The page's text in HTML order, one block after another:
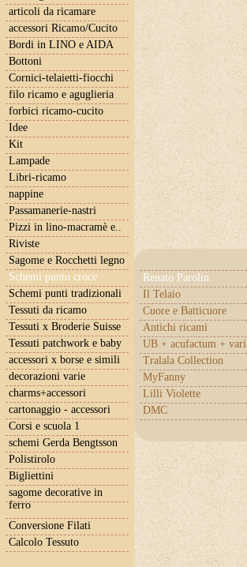
articoli da ricamare
accessori Ricamo/Cucito
Bordi in LINO e AIDA
Bottoni
Cornici-telaietti-fiocchi
filo ricamo e aguglieria
forbici ricamo-cucito
Idee
Kit
Lampade
Libri-ricamo
nappine
Passamanerie-nastri
Pizzi in lino-macramè e..
Riviste
Sagome e Rocchetti legno
Schemi punto croce
Renato Parolin
Il Telaio
Cuore e Batticuore
Antichi ricami
UB + acufactum + vari
Tralala Collection
MyFanny
Lilli Violette
DMC
Schemi punti tradizionali
Tessuti da ricamo
Tessuti x Broderie Suisse
Tessuti patchwork e baby
accessori x borse e simili
decorazioni varie
charms+accessori
cartonaggio - accessori
Corsi e scuola 1
schemi Gerda Bengtsson
Polistirolo
Bigliettini
sagome decorative in
ferro
Conversione Filati
Calcolo Tessuto